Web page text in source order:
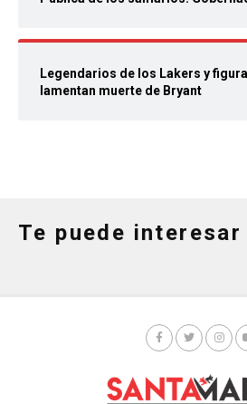
Legendarios de los Lakers y
lamentan muerte de Bryant
Te puede interesar